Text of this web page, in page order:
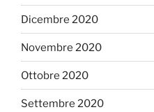
Dicembre 2020
Novembre 2020
Ottobre 2020
Settembre 2020